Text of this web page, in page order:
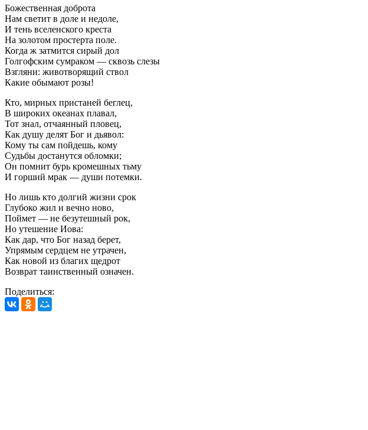
Божественная доброта
Нам светит в доле и недоле,
И тень вселенского креста
На золотом простерта поле.
Когда ж затмится сирый дол
Голгофским сумраком — сквозь слезы
Взгляни: животворящий ствол
Какие обымают розы!
Кто, мирных пристаней беглец,
В широких океанах плавал,
Тот знал, отчаянный пловец,
Как душу делят Бог и дьявол:
Кому ты сам пойдешь, кому
Судьбы достанутся обломки;
Он помнит бурь кромешных тьму
И горший мрак — души потемки.
Но лишь кто долгий жизни срок
Глубоко жил и вечно ново,
Поймет — не безутешный рок,
Но утешение Иова:
Как дар, что Бог назад берет,
Упрямым сердцем не утрачен,
Как новой из благих щедрот
Возврат таинственный означен.
Поделиться: